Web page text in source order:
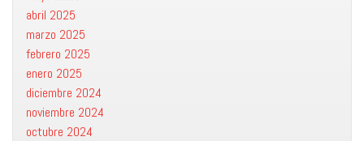
abril 2025
marzo 2025
febrero 2025
enero 2025
diciembre 2024
noviembre 2024
octubre 2024